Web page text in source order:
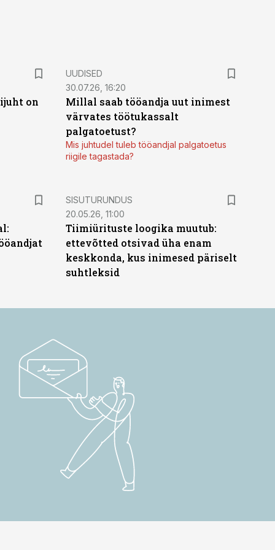
on
UUDISED
30.07.26, 16:20
Millal saab tööandja uut inimest
värvates töötukassalt
palgatoetust?
Mis juhtudel tuleb tööandjal palgatoetus
riigile tagastada?
ST
SISUTURUNDUS
20.05.26, 11:00
Tiimiürituste loogika muutub:
ettevõtted otsivad üha enam
keskkonda, kus inimesed päriselt
suhtleksid